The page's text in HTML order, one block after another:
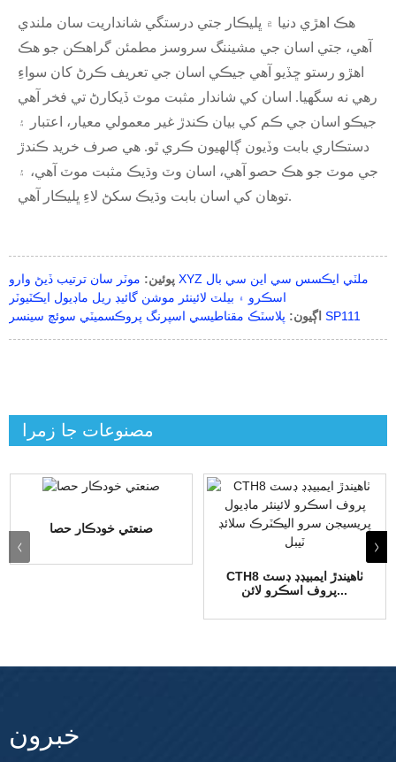
هڪ اهڙي دنيا ۾ ڀليڪار جتي درستگي شانداريت سان ملندي
آهي، جتي اسان جي مشيننگ سروسز مطمئن گراهڪن جو هڪ
اهڙو رستو ڇڏيو آهي جيڪي اسان جي تعريف ڪرڻ کان سواءِ
رهي نه سگهيا. اسان کي شاندار مثبت موٽ ڏيکارڻ تي فخر آهي
جيڪو اسان جي ڪم کي بيان ڪندڙ غير معمولي معيار، اعتبار ۽
دستڪاري بابت وڏيون ڳالهيون ڪري ٿو. هي صرف خريد ڪندڙ
جي موٽ جو هڪ حصو آهي، اسان وٽ وڌيڪ مثبت موٽ آهي، ۽
توهان کي اسان بابت وڌيڪ سکڻ لاءِ ڀليڪار آهي.
پوئين: موٽر سان ترتيب ڏيڻ وارو XYZ ملٽي ايڪسس سي اين سي بال
اسڪرو ۽ بيلٽ لائينئر موشن گائيڊ ريل ماڊيول ايڪٽيوٽر
اڳيون: پلاسٽڪ مقناطيسي اسپرنگ پروڪسميٽي سوئچ سينسر SP111
مصنوعات جا زمرا
صنعتي خودڪار حصا
CTH8 ٺاهيندڙ ايمبيڊڊ ڊسٽ
پروف اسڪرو لائن...
خبرون